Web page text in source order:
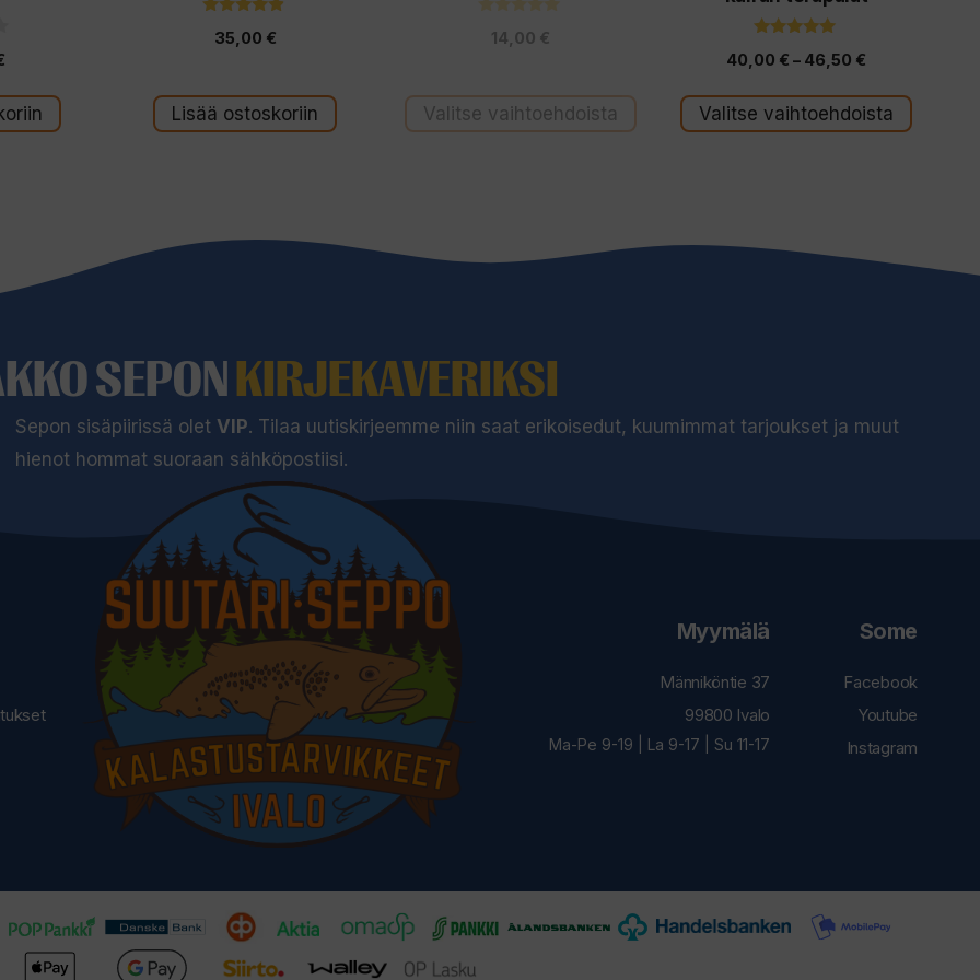
5:stä
35,00 €
Lisää ostoskoriin
5:stä
14,00 €
Valitse vaihtoehdoista
5:stä
40,00 € – 46,50 €
40,00 €
-
Valitse vaihtoehdoista
SEPONKIRJEKAVERIKSI
Sepon sisäpiirissä oletVIP. Tilaa uutiskirjeemme niin saat erikoisedut, kuumimmat tarjoukset ja muut
hienot hommat suoraan sähköpostiisi.
Myymälä
Männiköntie 37
99800 Ivalo
Ma-Pe 9-19 | La 9-17 | Su 11-17
Some
Facebook
Youtube
Instagram